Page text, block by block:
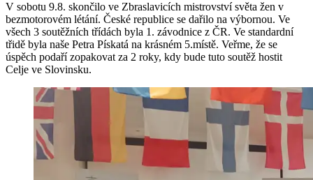
V sobotu 9.8. skončilo ve Zbraslavicích mistrovství světa žen v
bezmotorovém létání. České republice se dařilo na výbornou. Ve
všech 3 soutěžních třídách byla 1. závodnice z ČR. Ve standardní
třidě byla naše Petra Pískatá na krásném 5.místě. Veřme, že se
úspěch podaří zopakovat za 2 roky, kdy bude tuto soutěž hostit
Celje ve Slovinsku.